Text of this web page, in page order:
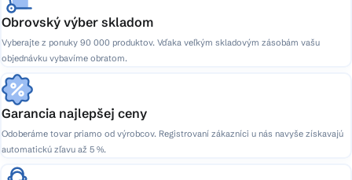
Obrovský výber skladom
Vyberajte z ponuky 90 000 produktov. Vďaka veľkým skladovým zásobám vašu
objednávku vybavíme obratom.
Garancia najlepšej ceny
Odoberáme tovar priamo od výrobcov. Registrovaní zákazníci u nás navyše získavajú
automatickú zľavu až 5 %.